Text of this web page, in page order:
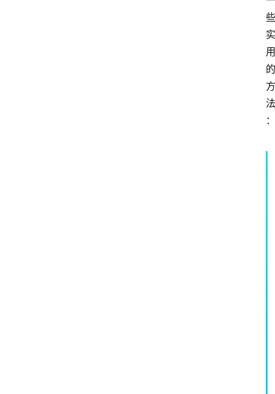
些
实
用
的
方
法
：